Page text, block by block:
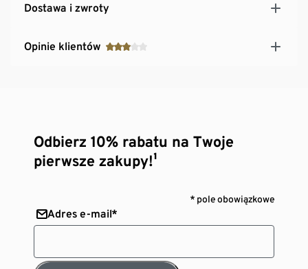
Dostawa i zwroty
Opinie klientów
Odbierz 10% rabatu na Twoje
pierwsze zakupy!¹
* pole obowiązkowe
Adres e-mail*